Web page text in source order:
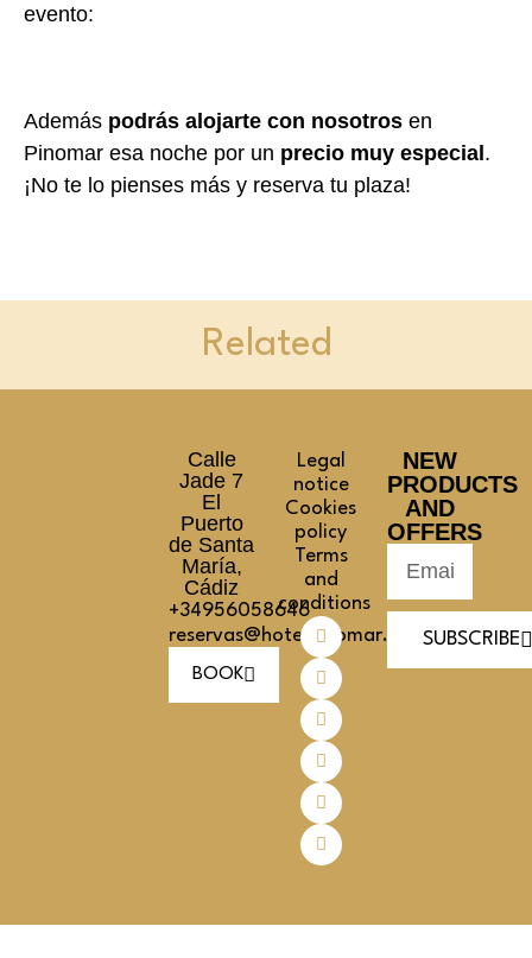
evento:
Además podrás alojarte con nosotros en
Pinomar esa noche por un precio muy especial.
¡No te lo pienses más y reserva tu plaza!
Related
Calle
Jade 7
El
Puerto
de Santa
María,
Cádiz
+34956058646
reservas@hotelpinomar.com
BOOK
Legal
notice
Cookies
policy
Terms
and
conditions
NEW
PRODUCTS
AND
OFFERS
SUBSCRIBE